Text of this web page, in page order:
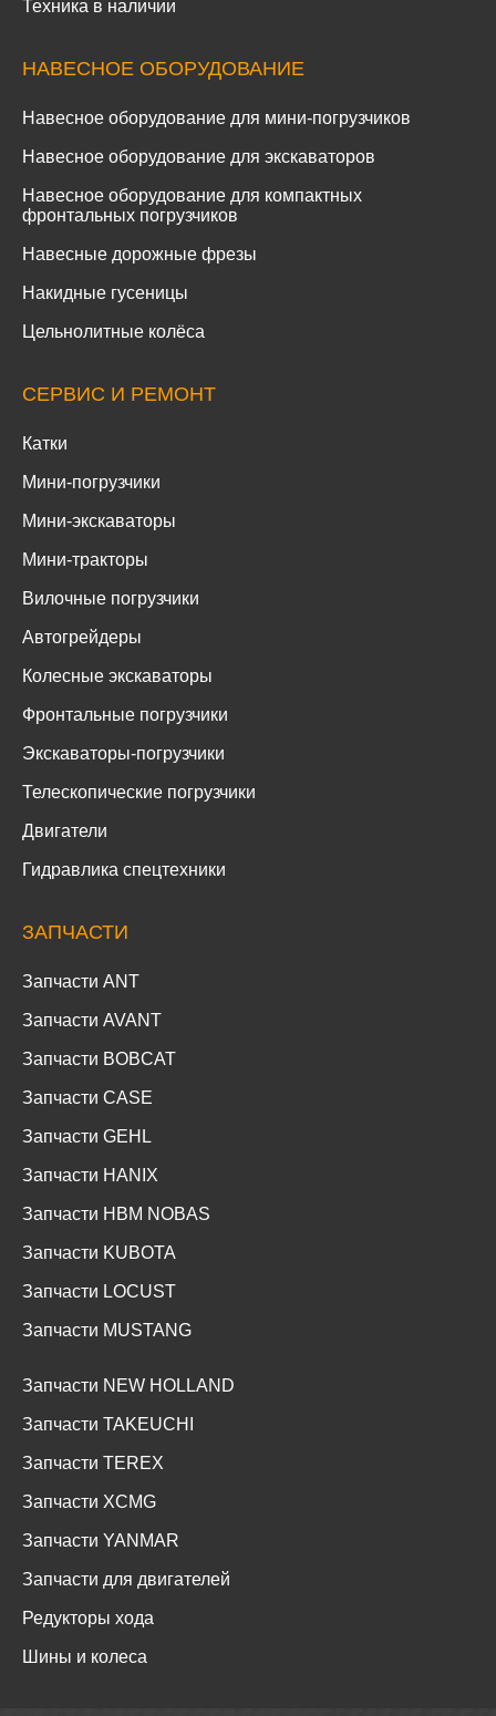
Компакторы
НАВЕСНОЕ ОБОРУДОВАНИЕ
Навесное оборудование для мини-погрузчиков
Навесное оборудование для экскаваторов
фронтальных погрузчиков
Навесные дорожные фрезы
Накидные гусеницы
СЕРВИС И РЕМОНТ
Катки
Мини-погрузчики
Мини-экскаваторы
Мини-тракторы
Вилочные погрузчики
Автогрейдеры
Колесные экскаваторы
Фронтальные погрузчики
Экскаваторы-погрузчики
Телескопические погрузчики
Двигатели
ЗАПЧАСТИ
Запчасти ANT
Запчасти AVANT
Запчасти BOBCAT
Запчасти CASE
Запчасти GEHL
Запчасти HANIX
Запчасти HBM NOBAS
Запчасти KUBOTA
Запчасти LOCUST
Запчасти MUSTANG
Запчасти NEW HOLLAND
Запчасти TAKEUCHI
Запчасти TEREX
Запчасти XCMG
Запчасти YANMAR
Запчасти для двигателей
Редукторы хода